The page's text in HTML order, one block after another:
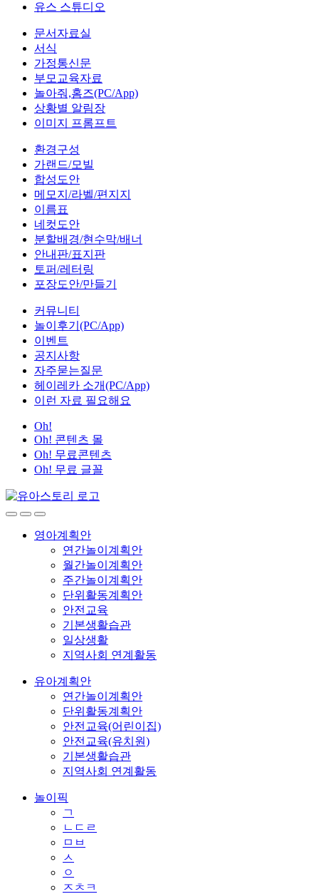
유스 스튜디오
문서자료실
서식
가정통신문
부모교육자료
놀아줘,홈즈(PC/App)
상황별 알림장
이미지 프롬프트
환경구성
가랜드/모빌
합성도안
메모지/라벨/편지지
이름표
네컷도안
분할배경/현수막/배너
안내판/표지판
토퍼/레터링
포장도안/만들기
커뮤니티
놀이후기(PC/App)
이벤트
공지사항
자주묻는질문
헤이레카 소개(PC/App)
이런 자료 필요해요
Oh!
Oh! 콘텐츠 몰
Oh! 무료콘텐츠
Oh! 무료 글꼴
영아계획안
연간놀이계획안
월간놀이계획안
주간놀이계획안
단위활동계획안
안전교육
기본생활습관
일상생활
지역사회 연계활동
유아계획안
연간놀이계획안
단위활동계획안
안전교육(어린이집)
안전교육(유치원)
기본생활습관
지역사회 연계활동
놀이픽
ㄱ
ㄴㄷㄹ
ㅁㅂ
ㅅ
ㅇ
ㅈㅊㅋ